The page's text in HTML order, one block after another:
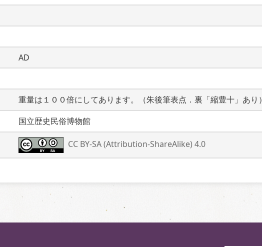
AD
重量は１００倍にしてあります。（朱後筆表点．裏「縮豊十」あり）
国立歴史民俗博物館
CC BY-SA (Attribution-ShareAlike) 4.0